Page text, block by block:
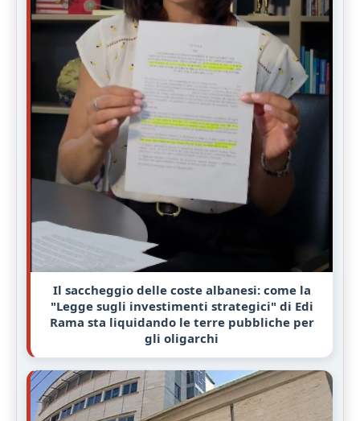
Il saccheggio delle coste albanesi: come la
"Legge sugli investimenti strategici" di Edi
Rama sta liquidando le terre pubbliche per
gli oligarchi